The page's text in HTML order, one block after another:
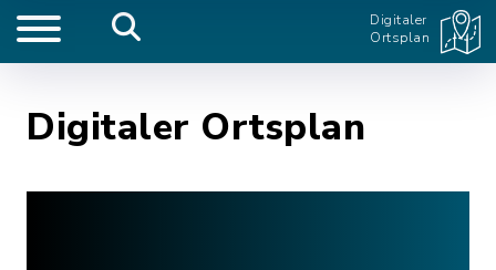
Digitaler
Ortsplan
Digitaler Ortsplan